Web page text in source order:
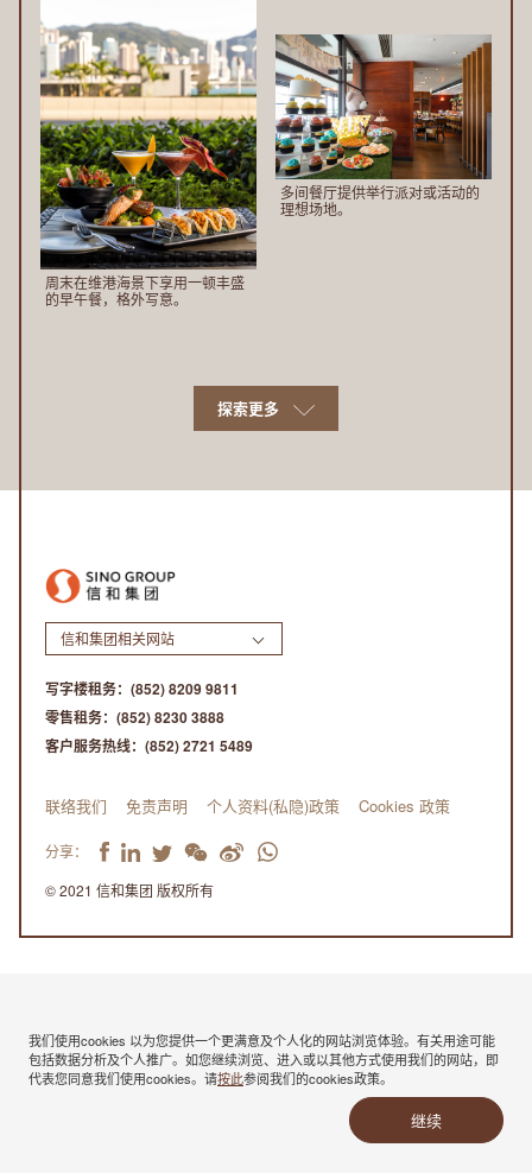
周末在维港海景下享用一顿丰盛
的早午餐，格外写意。
多间餐厅提供举行派对或活动的
理想场地。
探索更多
我们使用cookies 以为您提供一个更满意及个人化的网站浏览体验。有关用途可能
包括数据分析及个人推广。如您继续浏览、进入或以其他方式使用我们的网站，即
代表您同意我们使用cookies。请按此参阅我们的cookies政策。
继续
信和集团相关网站
写字楼租务： (852) 8209 9811
零售租务： (852) 8230 3888
客户服务热线： (852) 2721 5489
联络我们 免责声明 个人资料(私隐)政策 Cookies 政策
© 2021 信和集团 版权所有
分享：